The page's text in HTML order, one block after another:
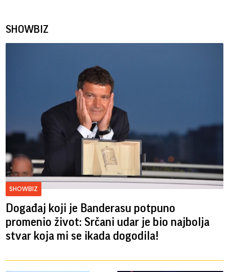
SHOWBIZ
SHOWBIZ
Događaj koji je Banderasu potpuno
promenio život: Srčani udar je bio najbolja
stvar koja mi se ikada dogodila!